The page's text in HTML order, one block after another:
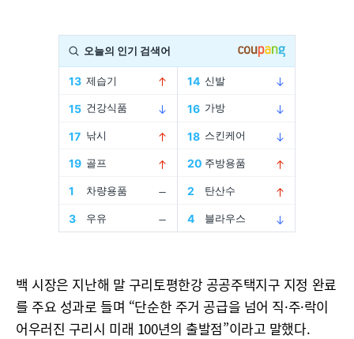
백 시장은 지난해 말 구리토평한강 공공주택지구 지정 완료
를 주요 성과로 들며 “단순한 주거 공급을 넘어 직·주·락이
어우러진 구리시 미래 100년의 출발점”이라고 말했다.